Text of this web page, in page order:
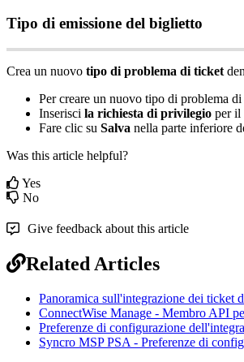
Tipo di emissione del biglietto
Crea un nuovo tipo di problema di ticket
Per creare un nuovo tipo di problema di
Inserisci la richiesta di privilegio per il
Fare clic su Salva nella parte inferiore
Was this article helpful?
Yes
No
Give feedback about this article
Related Articles
Panoramica sull'integrazione dei ticket
ConnectWise Manage - Membro API
Preferenze di configurazione
Syncro MSP PSA - Preferenze di